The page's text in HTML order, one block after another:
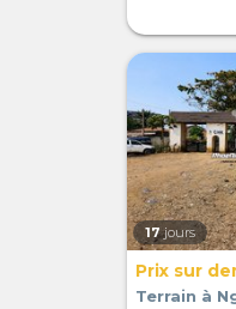
17 jours
Prix sur
Terrain à